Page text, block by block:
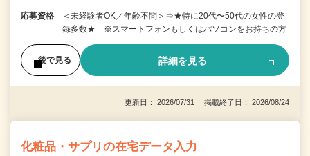
応募資格
＜未経験者OK／年齢不問＞⇒★特に20代〜50代の女性の登
録多数★ ※スマートフォンもしくはパソコンをお持ちの方
後で見る 詳細を見る
更新日： 2026/07/31 掲載終了日： 2026/08/24
化粧品・サプリの在宅データ入力